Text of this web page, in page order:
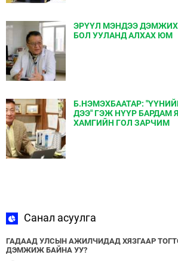
ЭРҮҮЛ МЭНДЭЭ ДЭМЖИХ
БОЛ УУЛАНД АЛХАХ ЮМ
Б.НЭМЭХБААТАР:
ДЭЭ" ГЭЖ НҮҮР БАРДАМ
ХАМГИЙН ГОЛ ЗАРЧИМ
Санал асуулга
ГАДААД УЛСЫН АЖИЛЧИДАД ХЯЗГААР
ДЭМЖИЖ БАЙНА УУ?